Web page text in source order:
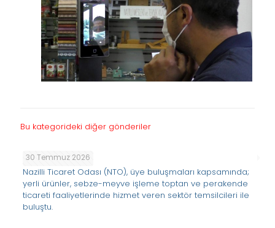
Bu kategorideki diğer gönderiler
30 Temmuz 2026
Nazilli Ticaret Odası (NTO), üye buluşmaları kapsamında;
yerli ürünler, sebze-meyve işleme toptan ve perakende
ticareti faaliyetlerinde hizmet veren sektör temsilcileri ile
buluştu.